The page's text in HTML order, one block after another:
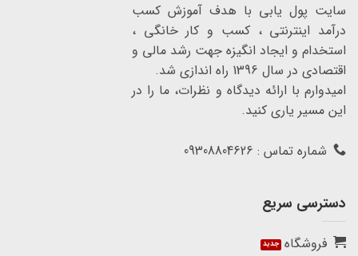
سایت پول یابی با هدف آموزش کسب
درآمد اینترنتی ، کسب و کار خانگی ،
استخدام و ایجاد انگیزه جهت رشد مالی و
اقتصادی در سال 1396 راه اندازی شد.
امیدوارم با ارائه دیدگاه و نظرات، ما را در
این مسیر یاری کنید.
شماره تماس : 09308804626
دسترسی سریع
فروشگاه